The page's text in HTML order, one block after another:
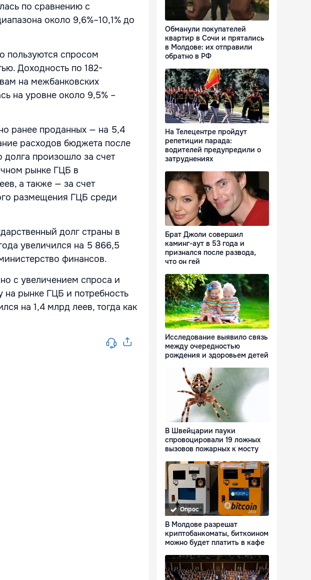
по сравнению с
около 9,6%–10,1% до
пользуются спросом
Доходность по 182-
на межбанковских
на уровне около 9,5% –
ранее проданных — на 5,4
расходов бюджета после
долга произошло за счет
рынке ГЦБ в
а также — за счет
размещения ГЦБ среди
долг страны в
увеличился на 5 866,5
финансов.
с увеличением спроса и
рынке ГЦБ и потребность
на 1,4 млрд леев, тогда как
Обманули покупателей
квартир в Сочи и прятались
в Молдове: их отправили
обратно в РФ
На Телецентре пройдут
репетиции парада:
водителей предупредили о
затруднениях
Брат Джоли совершил
каминг-аут в 53 года и
признался после развода,
что он гей
Исследование выявило связь
между очередностью
рождения и здоровьем детей
В Швейцарии пауки
спровоцировали 19 ложных
вызовов пожарных к мосту
Опрос
В Молдове разрешат
криптобанкоматы, биткоином
можно будет платить в кафе